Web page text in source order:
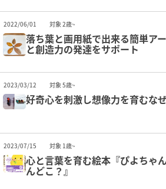
2022/06/01 対象 2歳~
落ち葉と画用紙で出来る簡単ア
と創造力の発達をサポート
2023/03/12 対象 5歳~
好奇心を刺激し想像力を育むな
2023/07/15 対象 1歳~
心と言葉を育む絵本『ぴよちゃ
んどこ？』